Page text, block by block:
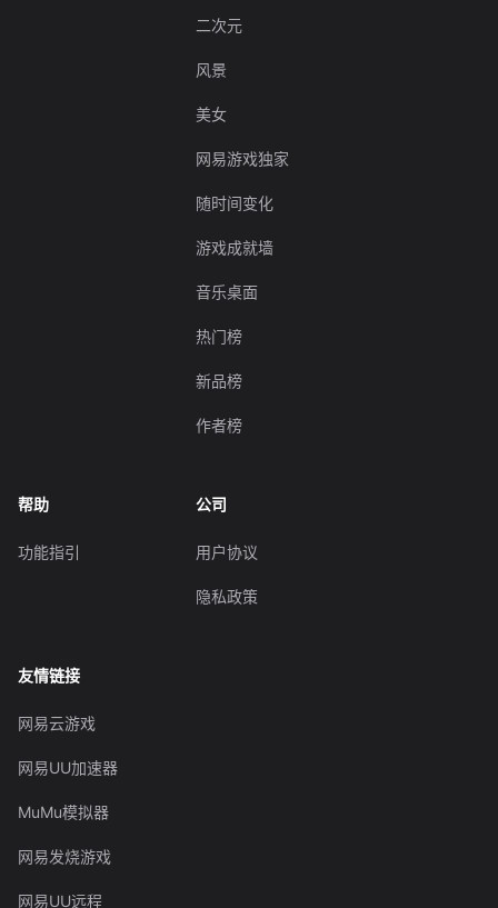
二次元
风景
美女
网易游戏独家
随时间变化
游戏成就墙
音乐桌面
热门榜
新品榜
作者榜
帮助
功能指引
公司
用户协议
隐私政策
友情链接
网易云游戏
网易UU加速器
MuMu模拟器
网易发烧游戏
网易UU远程